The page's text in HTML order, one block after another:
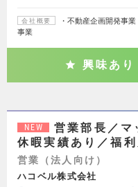
会社概要
・不動産企画開発事
事業
興味あり
NEW
営業部長／マ
休暇実績あり／福
営業（法人向け）
ハコベル株式会社